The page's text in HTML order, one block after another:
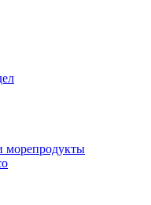
морепродукты